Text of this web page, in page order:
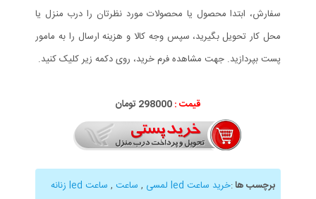
سفارش، ابتدا محصول یا محصولات مورد نظرتان را درب منزل یا
محل کار تحویل بگیرید، سپس وجه کالا و هزینه ارسال را به مامور
پست بپردازید. جهت مشاهده فرم خرید، روی دکمه زیر کلیک کنید.
قیمت :298000 تومان
برچسب ها:خرید ساعت led لمسی , ساعت ,
ساعت led زنانه